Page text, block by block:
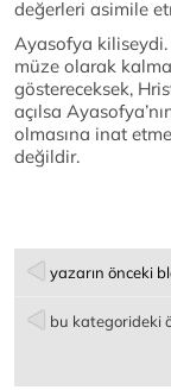
değerleri asimile
Ayasofya kiliseydi.
müze olarak
göstereceksek,
açılsa
olmasına inat
değildir.
yazarın önceki
bu kategorideki